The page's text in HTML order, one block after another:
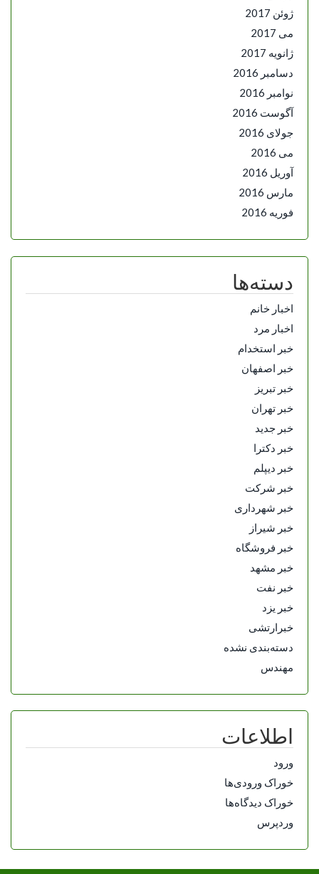
ژوئن 2017
می 2017
ژانویه 2017
دسامبر 2016
نوامبر 2016
آگوست 2016
جولای 2016
می 2016
آوریل 2016
مارس 2016
فوریه 2016
دسته‌ها
اخبار خانم
اخبار مرد
خبر استخدام
خبر اصفهان
خبر تبریز
خبر تهران
خبر جدید
خبر دکترا
خبر دیپلم
خبر شرکت
خبر شهرداری
خبر شیراز
خبر فروشگاه
خبر مشهد
خبر نفت
خبر یزد
خبرارتشی
دسته‌بندی نشده
مهندس
اطلاعات
ورود
خوراک ورودی‌ها
خوراک دیدگاه‌ها
وردپرس